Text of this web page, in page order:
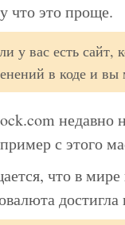
что это проще.
у вас есть
в коде и вы
недавно
с этого
что в